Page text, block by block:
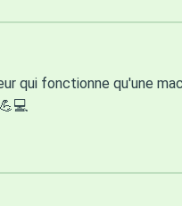
qui fonctionne qu'une